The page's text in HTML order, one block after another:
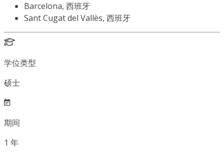
Barcelona, 西班牙
Sant Cugat del Vallès, 西班牙
学位类型
硕士
期间
1 年